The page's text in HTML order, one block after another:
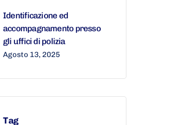
Identificazione ed
accompagnamento presso
gli uffici di polizia
Agosto 13, 2025
Tag